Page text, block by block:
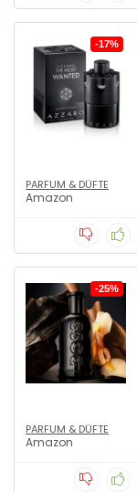
-17%
PARFUM & DÜFTE
Amazon
-25%
PARFUM & DÜFTE
Amazon